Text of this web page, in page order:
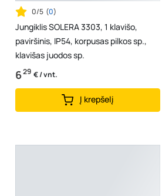
0/5 (0)
Jungiklis SOLERA 3303, 1 klavišo,
paviršinis, IP54, korpusas pilkos sp.,
klavišas juodos sp.
629 € / vnt.
Į krepšelį